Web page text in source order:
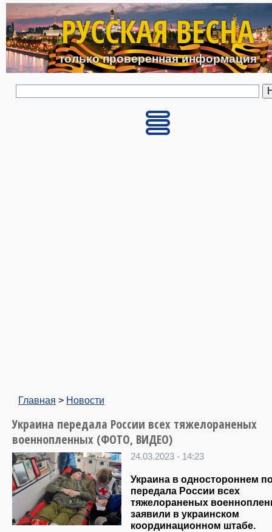
Перейти к основному
РУССКАЯ ВЕСНА
только проверенная информация
Главная > Новости
Украина передала России всех тяжелораненых
военнопленных (ФОТО, ВИДЕО)
24.03.2023 - 14:23
Украина в одностороннем
передала России всех
тяжелораненых
заявили в украинском
координационном штабе.